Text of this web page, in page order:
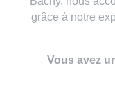
grâce à notre
Vous avez